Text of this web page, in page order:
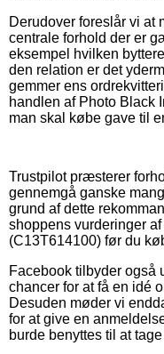
Derudover foreslår vi at
centrale forhold der er
eksempel hvilken
den relation er det
gemmer ens
handlen af Photo Black
man skal købe gave til
Trustpilot præsterer
gennemgå ganske
grund af dette
shoppens vurderinger
(C13T614100) før du
Facebook tilbyder også
chancer for at få en idé
Desuden møder vi
for at give en
burde benyttes til at